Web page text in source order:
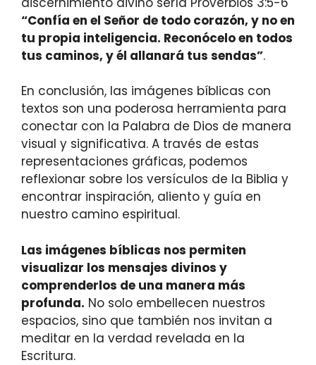
“Confía en el Señor de todo corazón, y no en
tu propia inteligencia. Reconócelo en todos
tus caminos, y él allanará tus sendas”.
En conclusión, las imágenes bíblicas con
textos son una poderosa herramienta para
conectar con la Palabra de Dios de manera
visual y significativa. A través de estas
representaciones gráficas, podemos
reflexionar sobre los versículos de la Biblia y
encontrar inspiración, aliento y guía en
nuestro camino espiritual.
Las imágenes bíblicas nos permiten
visualizar los mensajes divinos y
comprenderlos de una manera más
profunda. No solo embellecen nuestros
espacios, sino que también nos invitan a
meditar en la verdad revelada en la
Escritura.